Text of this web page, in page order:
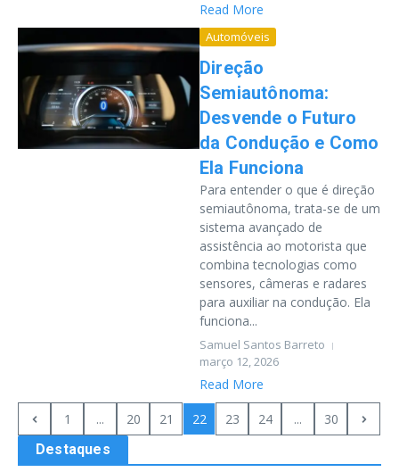
Read More
Automóveis
Direção
Semiautônoma:
Desvende o Futuro
da Condução e Como
Ela Funciona
Para entender o que é direção
semiautônoma, trata-se de um
sistema avançado de
assistência ao motorista que
combina tecnologias como
sensores, câmeras e radares
para auxiliar na condução. Ela
funciona...
Samuel Santos Barreto
março 12, 2026
Read More
1 ... 20 21 22 23 24 ...
30
Destaques